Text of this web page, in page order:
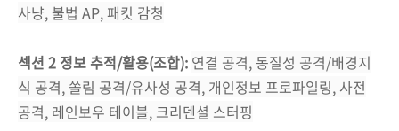
사냥, 불법 AP, 패킷 감청
섹션 2 정보 추적/활용(조합): 연결 공격, 동질성 공격/배경지
식 공격, 쏠림 공격/유사성 공격, 개인정보 프로파일링, 사전
공격, 레인보우 테이블, 크리덴셜 스터핑